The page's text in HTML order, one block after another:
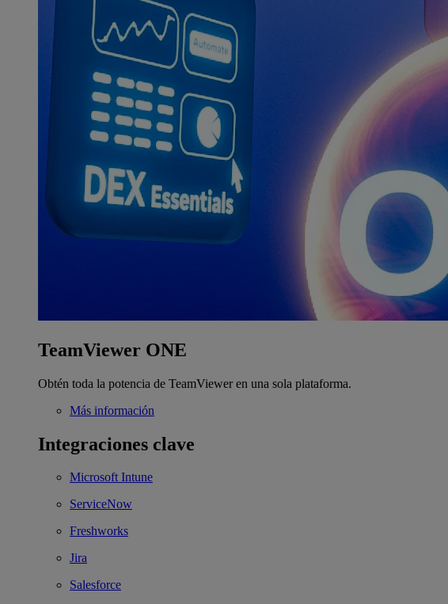
TeamViewer ONE
Obtén toda la potencia de TeamViewer en una sola plataforma.
Más información
Integraciones clave
Microsoft Intune
ServiceNow
Freshworks
Jira
Salesforce